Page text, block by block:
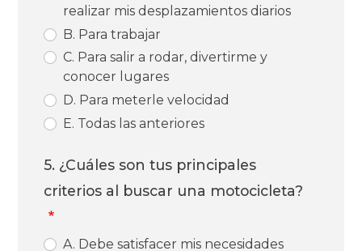
realizar mis desplazamientos diarios
B. Para trabajar
C. Para salir a rodar, divertirme y
conocer lugares
D. Para meterle velocidad
E. Todas las anteriores
5. ¿Cuáles son tus principales
criterios al buscar una motocicleta?
A. Debe satisfacer mis necesidades